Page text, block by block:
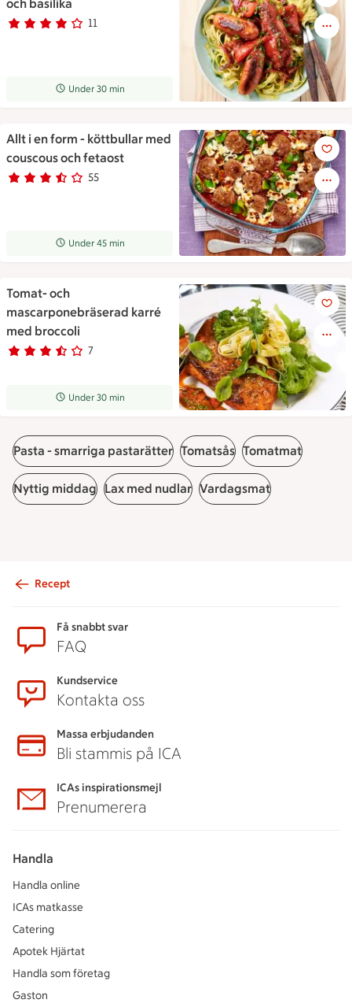
och basilika
Betyg 3.8 av 5. 11
11 personer har röstat
Receptet tar Under 30 min att tillaga
Under 30 min
Allt i en form - köttbullar med
couscous och fetaost
Betyg 3.4 av 5. 55
55 personer har röstat
Receptet tar Under 45 min att tillaga
Under 45 min
Allt i en form - köttbullar med
Tomat- och
mascarponebräserad karré
med broccoli
Betyg 3.1 av 5. 7
7 personer har röstat
Receptet tar Under 30 min att tillaga
Under 30 min
Tomat- och
Pasta - smarriga pastarätter Tomatsås Tomatmat
Nyttig middag Lax med nudlar Vardagsmat
Recept
Få snabbt svar
FAQ
Kundservice
Kontakta oss
Massa erbjudanden
Bli stammis på ICA
ICAs inspirationsmejl
Prenumerera
Handla
Handla online
ICAs matkasse
Catering
Apotek Hjärtat
Handla som företag
Gaston